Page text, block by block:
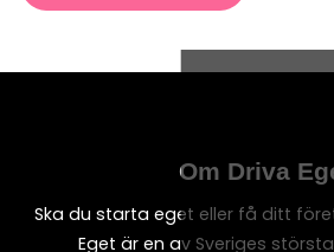
Om Driva
Ska du starta eget eller få ditt
Eget är en av Sveriges